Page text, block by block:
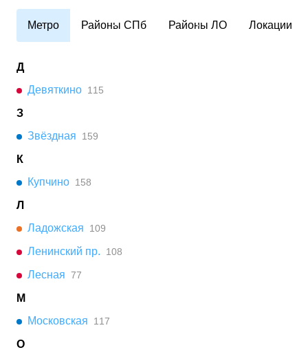
Метро Районы СПб Районы ЛО Локации
Д
Девяткино 115
З
Звёздная
159
К
Купчино 158
Л
Ладожская
109
Ленинский пр. 108
Лесная 77
М
Московская
117
О